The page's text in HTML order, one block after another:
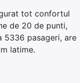
tot confortul
de 20 de punti,
5336 pasageri, are
latime.